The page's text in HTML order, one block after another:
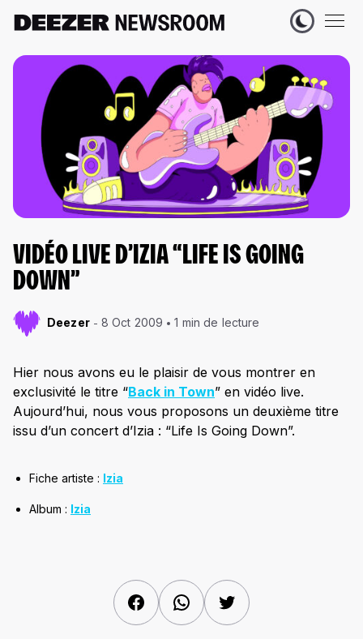
VIDÉO LIVE D’IZIA “LIFE IS GOING
DOWN”
Deezer 8 Oct 2009 1 min de lecture
Hier nous avons eu le plaisir de vous montrer en
exclusivité le titre “Back in Town” en vidéo live.
Aujourd’hui, nous vous proposons un deuxième titre
issu d’un concert d’Izia : “Life Is Going Down”.
Fiche artiste : Izia
Album : Izia
FacebookWhatsAppTwitter